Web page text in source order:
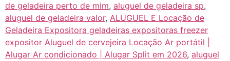
de geladeira perto de mim, aluguel de geladeira sp,
aluguel de geladeira valor, ALUGUEL E Locação de
Geladeira Expositora geladeiras expositoras freezer
expositor Aluguel de cervejeira Locação Ar portátil |
Alugar Ar condicionado | Alugar Split em 2026, aluguel